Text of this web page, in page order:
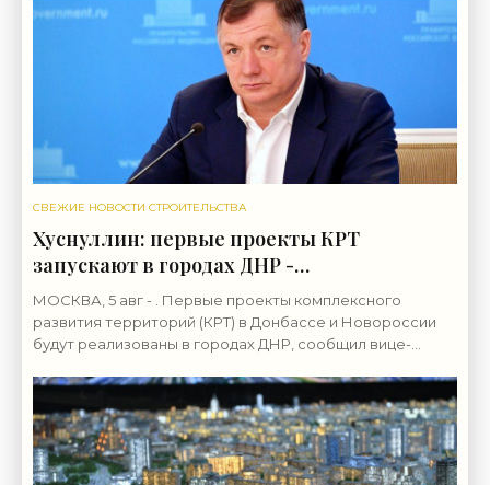
СВЕЖИЕ НОВОСТИ СТРОИТЕЛЬСТВА
Хуснуллин: первые проекты КРТ
запускают в городах ДНР -
«Строительство»
МОСКВА, 5 авг - . Первые проекты комплексного
развития территорий (КРТ) в Донбассе и Новороссии
будут реализованы в городах ДНР, сообщил вице-